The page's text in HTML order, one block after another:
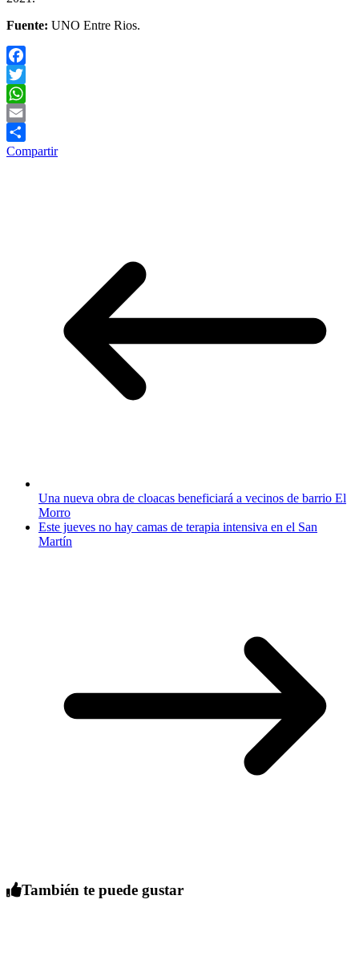
Fuente: UNO Entre Rios.
Facebook
Twitter
WhatsApp
Email
Compartir
Una nueva obra de cloacas beneficiará a vecinos de barrio El
Morro
Este jueves no hay camas de terapia intensiva en el San
Martín
También te puede gustar